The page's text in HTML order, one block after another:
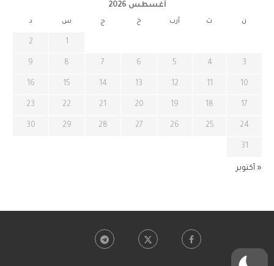
أغسطس 2026
ن ث أرب خ ج س د
1
2
3
4
5
6
7
8
9
10
11
12
13
14
15
16
17
18
19
20
21
22
23
24
25
26
27
28
29
30
31
« أكتوبر